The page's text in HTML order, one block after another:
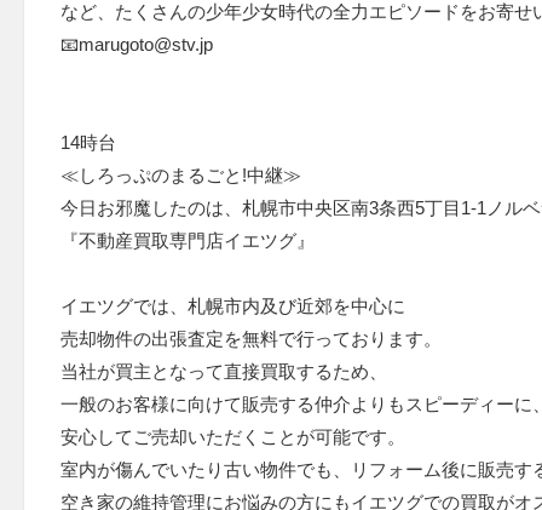
など、たくさんの少年少女時代の全力エピソードをお寄せ
📧marugoto@stv.jp
14時台
≪しろっぷのまるごと!中継≫
今日お邪魔したのは、札幌市中央区南3条西5丁目1-1ノル
『不動産買取専門店イエツグ』
イエツグでは、札幌市内及び近郊を中心に
売却物件の出張査定を無料で行っております。
当社が買主となって直接買取するため、
一般のお客様に向けて販売する仲介よりもスピーディーに
安心してご売却いただくことが可能です。
室内が傷んでいたり古い物件でも、リフォーム後に販売す
空き家の維持管理にお悩みの方にもイエツグでの買取がオ